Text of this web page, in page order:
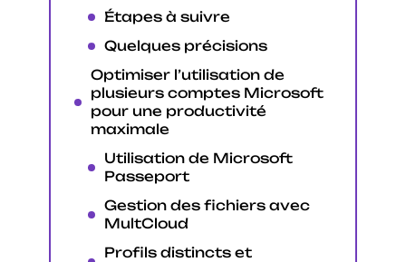
Étapes à suivre
Quelques précisions
Optimiser l’utilisation de
plusieurs comptes Microsoft
pour une productivité
maximale
Utilisation de Microsoft
Passeport
Gestion des fichiers avec
MultCloud
Profils distincts et